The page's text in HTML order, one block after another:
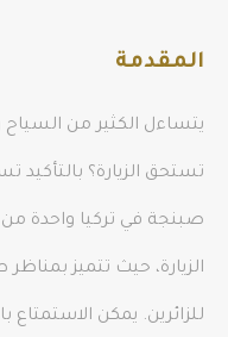
المقدمة
يتساءل الكثير من
تستحق الزيارة؟ بالتأكيد
صبنجة في تركيا واحدة
الزيارة، حيث تتميز
للزائرين. يمكن الاستمتاع